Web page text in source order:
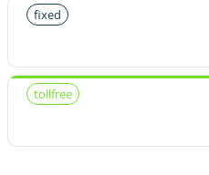
fixed
tollfree